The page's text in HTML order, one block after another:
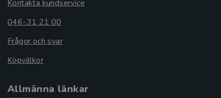
Kontakta kundservice
046-31 21 00
Frågor och svar
Köpvillkor
Allmänna länkar